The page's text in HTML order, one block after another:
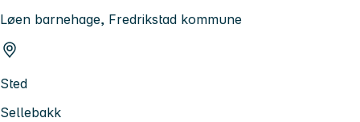
Løen barnehage, Fredrikstad kommune
Sted
Sellebakk